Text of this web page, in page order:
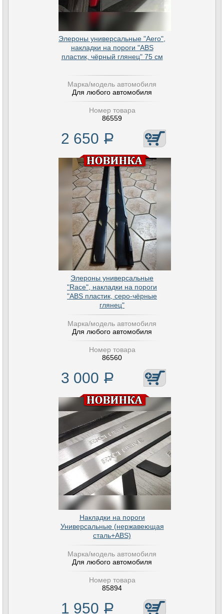
Элероны универсальные "Aero",
накладки на пороги "ABS
пластик, чёрный глянец" 75 см
Марка/модель автомобиля
Для любого автомобиля
Номер товара
86559
2 650 Р
Элероны универсальные
"Race", накладки на пороги
"ABS пластик, серо-чёрные
глянец"
Марка/модель автомобиля
Для любого автомобиля
Номер товара
86560
3 000 Р
Накладки на пороги
Универсальные (нержавеющая
сталь+ABS)
Марка/модель автомобиля
Для любого автомобиля
Номер товара
85894
1 950 Р